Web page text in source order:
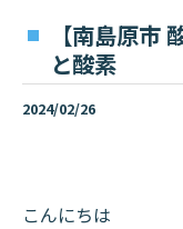
【南島原市
と酸素
2024/02/26
こんにちは